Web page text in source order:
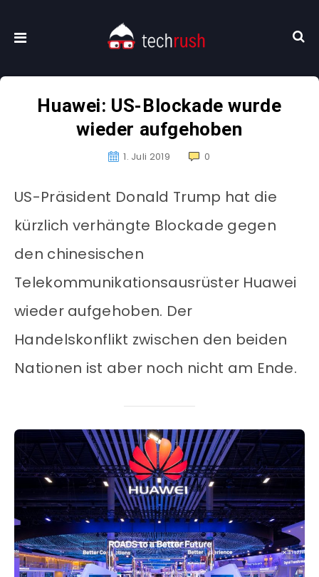
Huawei: US-Blockade wurde
wieder aufgehoben
1. Juli 2019 0
US-Präsident Donald Trump hat die
kürzlich verhängte Blockade gegen
den chinesischen
Telekommunikationsausrüster Huawei
wieder aufgehoben. Der
Handelskonflikt zwischen den beiden
Nationen ist aber noch nicht am Ende.